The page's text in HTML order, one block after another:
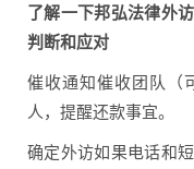
了解一下邦弘法律外
判断和应对
催收通知催收团队（
人，提醒还款事宜。
确定外访如果电话和